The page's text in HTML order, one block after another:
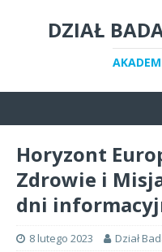
DZIAŁ
Horyzont
Zdrowie i
dni
8 lutego 2023 Dział